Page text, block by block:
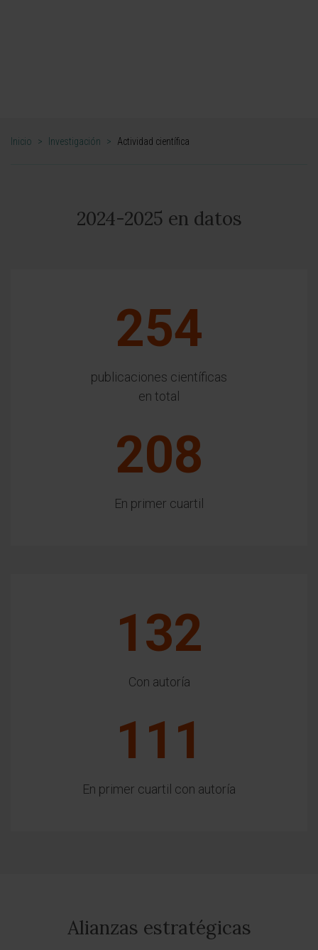
Inicio > Investigación > Actividad científica
2024-2025 en datos
254
publicaciones científicas
en total
208
En primer cuartil
132
Con autoría
111
En primer cuartil con autoría
Alianzas estratégicas